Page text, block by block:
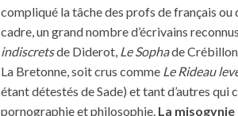
compliqué la tâche des profs de français
cadre, un grand nombre d’écrivains
indiscretsde Diderot, Le Sophade Crébillon
La Bretonne, soit crus comme Le Rideau
étant détestés de Sade) et tant d’autres
pornographie et philosophie. La